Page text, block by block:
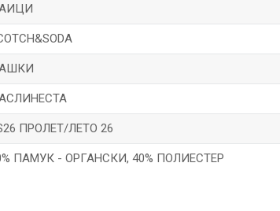
ПРОЛЕТ/ЛЕТО 26
ПАМУК - ОРГАНСКИ, 40% ПОЛИЕСТЕР